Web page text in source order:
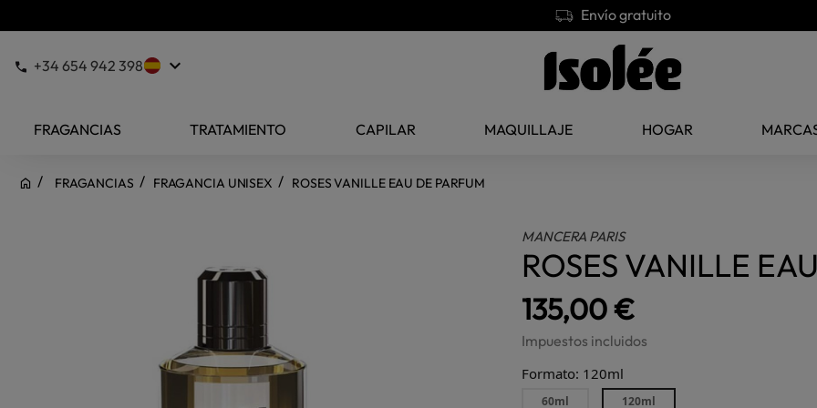
Pago seguro y transacciones encriptadas
+34 654 942 398 keyboard_arrow_down
FRAGANCIAS TRATAMIENTO CAPILAR MAQUILLAJE HOGAR
FRAGANCIAS FRAGANCIA UNISEX ROSES VANILLE EAU DE PARFUM
MANCERA PARIS
ROSES VANILLE
135,00 €
Impuestos incluidos
Formato: 120ml
60ml 120ml